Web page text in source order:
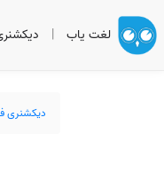
لغت یاب |
دیکشنری